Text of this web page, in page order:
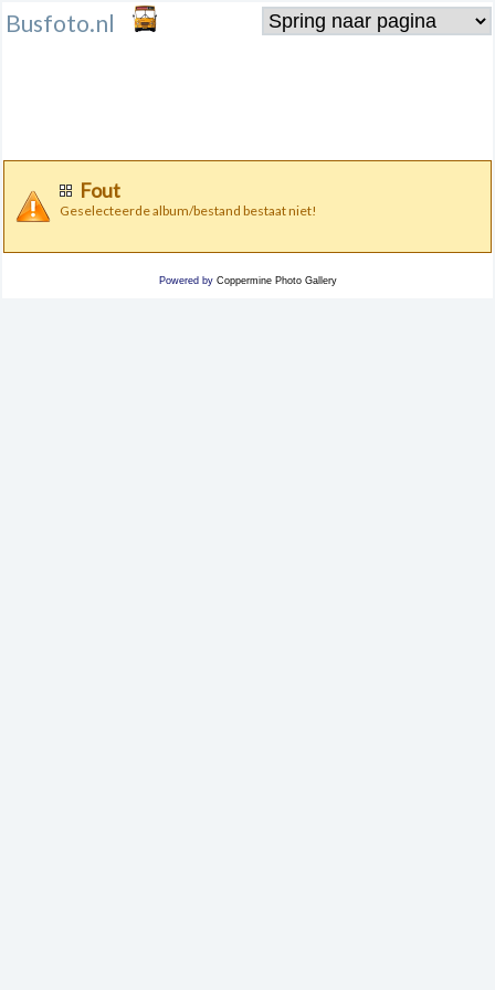
Busfoto.nl
Fout
Geselecteerde album/bestand bestaat niet!
Powered by Coppermine Photo Gallery